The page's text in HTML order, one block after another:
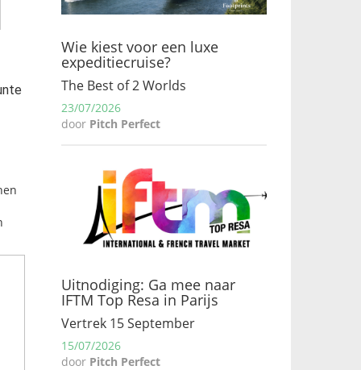
Wie kiest voor een luxe
expeditiecruise?
The Best of 2 Worlds
23/07/2026
door Pitch Perfect
Uitnodiging: Ga mee naar
IFTM Top Resa in Parijs
Vertrek 15 September
15/07/2026
door Pitch Perfect